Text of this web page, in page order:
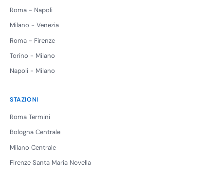
Roma - Napoli
Milano - Venezia
Roma - Firenze
Torino - Milano
Napoli - Milano
STAZIONI
Roma Termini
Bologna Centrale
Milano Centrale
Firenze Santa Maria Novella